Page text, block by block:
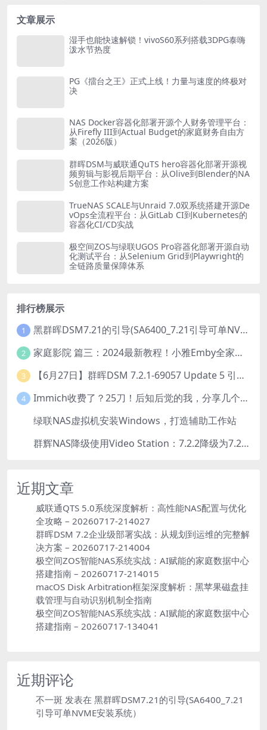
文章展示
湿手也能快速解锁！vivoS60系列搭载3DPG泰嗨
泼水节热度
PG《擂台之王》正式上线！力量与速度的终极对
决
NAS Docker容器化部署开源个人财务管理平台：
从Firefly III到Actual Budget的家庭财务自由方
案（2026版）
群晖DSM与威联通QuTS hero容器化部署开源视
频剪辑与影视后期平台：从Olive到Blender的NA
S创意工作站构建方案
TrueNAS SCALE与Unraid 7.0双系统搭建开源De
vOps全流程平台：从GitLab CI到Kubernetes的
容器化CI/CD实战
极空间ZOS与绿联UGOS Pro容器化部署开源自动
化测试平台：从Selenium Grid到Playwright的
全链路质量保障体系
排行榜展示
1 黑群晖DSM7.21的引导(SA6400_7.21引导可单NVME安装系统）
2 家庭影院 篇三：2024最新教程！小雅Emby全家桶又是什么？它和小雅AList又有什么区别？
3 【6月27日】群晖DSM 7.2.1-69057 Update 5 引导【附半洗白序列号】
4 Immich收费了？25刀！后知后觉的我，分享几个方法DIY这款最强家庭照片管理工具
绿联NAS虚拟机安装Windows，打造辅助工作站
群辉NAS降级使用Video Station：7.2.2降级为7.2.1，也可降为其他版本
近期文章
威联通QTS 5.0系统深度解析：高性能NAS配置与优化
全攻略 – 20260717-214027
群晖DSM 7.2企业级部署实战：从规划到运维的完整解
决方案 – 20260717-214004
极空间ZOS智能NAS系统实战：AI赋能的家庭数据中心
搭建指南 – 20260717-214015
macOS Disk Arbitration框架深度解析：黑苹果磁盘挂
载管理与自动识别机制全指南
极空间ZOS智能NAS系统实战：AI赋能的家庭数据中心
搭建指南 – 20260717-134041
近期评论
不一斑 发表在 黑群晖DSM7.21的引导(SA6400_7.21
引导可单NVME安装系统）